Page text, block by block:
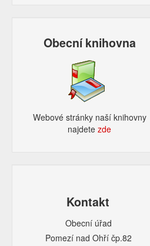
Obecní knihovna
Webové stránky naší knihovny
najdetezde​
Kontakt
Obecní úřad
Pomezí nad Ohří čp.82